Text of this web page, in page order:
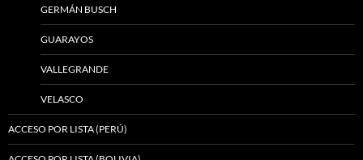
GERMÁN BUSCH
GUARAYOS
VALLEGRANDE
VELASCO
ACCESO POR LISTA (PERÚ)